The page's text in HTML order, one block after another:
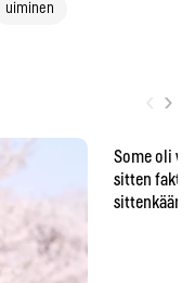
uiminen
›
Some oli
sitten
sittenkään